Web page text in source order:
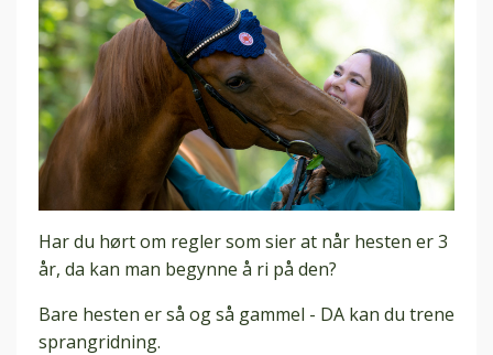
Har du hørt om regler som sier at når hesten er 3
år, da kan man begynne å ri på den?
Bare hesten er så og så gammel - DA kan du trene
sprangridning.